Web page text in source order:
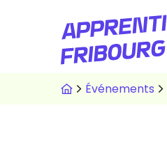
Fil
Événements